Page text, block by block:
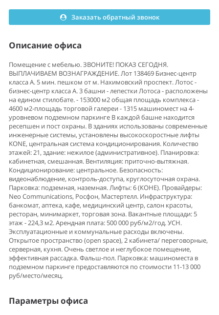
Заказать обратный звонок
Описание офиса
Помещение с мебелью. ЗВОНИТЕ! ПОКАЗ СЕГОДНЯ.
ВЫПЛАЧИВАЕМ ВОЗНАГРАЖДЕНИЕ. Лот 138469 Бизнес-центр
класса A. 5 мин. пешком от м. Нахимовский проспект. Лотос -
бизнес-центр класса А. 3 башни - лепестки Лотоса - расположены
на едином стилобате. - 153000 м2 общая площадь комплекса -
4600 м2-площадь торговой галереи - 1315 машиномест на 4-
уровневом подземном паркинге В каждой башне находится
ресепшен и пост охраны. В зданиях использованы современные
инженерные системы, установлены высокоскоростные лифты
KONE, центральная система кондиционирования. Количество
этажей: 21, здание: нежилое (административное). Планировка:
кабинетная, смешанная. Вентиляция: приточно-вытяжная.
Кондиционирование: центральное. Безопасность:
видеонаблюдение, контроль-доступа, круглосуточная охрана.
Парковка: подземная, наземная. Лифты: 6 (КОНЕ). Провайдеры:
Neo Communications, Росфон, Мастертелл. Инфраструктура:
банкомат, аптека, кафе, медицинский центр, салон красоты,
ресторан, минимаркет, торговая зона. Вакантные площади: 5
этаж - 224,3 м2. Арендная плата: 500 000 руб/м2/год. УСН.
Эксплуатационные и коммунальные расходы включены.
Открытое пространство (open space), 2 кабинета/ переговорные,
серверная, кухня. Очень светлое и неглубокое помещение,
эффективная рассадка. Фальш-пол. Парковка: машиноместа в
подземном паркинге предоставляются по стоимости 11-13 000
руб/место/месяц.
Параметры офиса